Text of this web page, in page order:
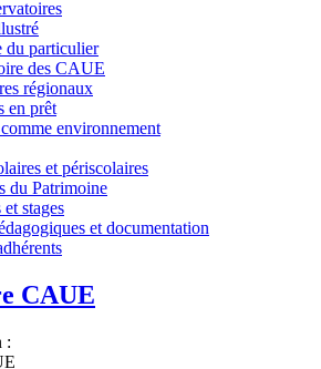
du particulier
des CAUE
régionaux
en prêt
environnement
et périscolaires
du Patrimoine
stages
et documentation
CAUE
: